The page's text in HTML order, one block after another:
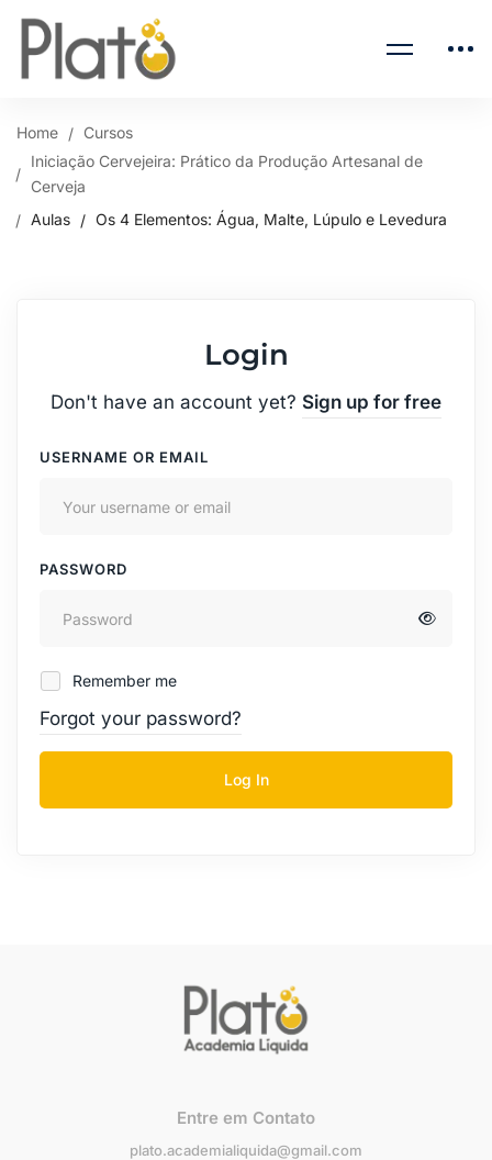
Home
Cursos
Iniciação Cervejeira: Prático da Produção Artesanal de
Cerveja
Aulas
Os 4 Elementos: Água, Malte, Lúpulo e Levedura
Login
Don't have an account yet? Sign up for free
USERNAME OR EMAIL
PASSWORD
Remember me
Forgot your password?
Log In
Entre em Contato
plato.academialiquida@gmail.com